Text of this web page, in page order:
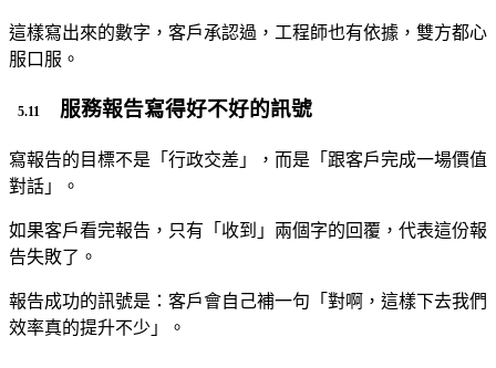
這樣寫出來的數字，客戶承認過，工程師也有依據，雙方都心
服口服。
服務報告寫得好不好的訊號
寫報告的目標不是「行政交差」，而是「跟客戶完成一場價值
對話」。
如果客戶看完報告，只有「收到」兩個字的回覆，代表這份報
告失敗了。
報告成功的訊號是：客戶會自己補一句「對啊，這樣下去我們
效率真的提升不少」。